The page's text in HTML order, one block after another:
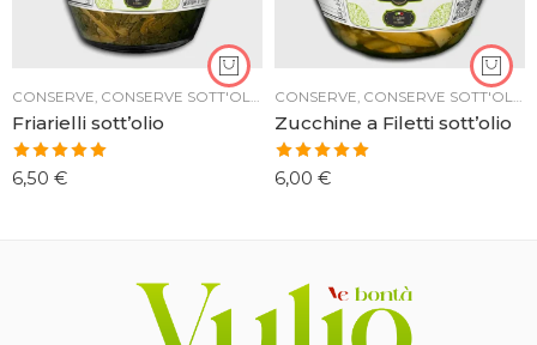
CONSERVE CONSERVE SOTT'OLIO
Friarielli sott’olio
Valutato
5.00 su 5
6,50 €
CONSERVE CONSERVE SOTT'OLIO
Zucchine a Filetti sott’olio
Valutato
5.00 su 5
6,00 €